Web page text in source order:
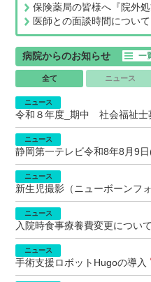
保険薬局の皆様へ『院外
医師との面談時間について
病院からのお知らせ
全て ニュース
ニュース
令和８年度_期中 社会福祉士
ニュース
ニュース
新生児撮影（ニューボーンフ
ニュース
入院時食事療養費変更について
ニュース
手術支援ロボットHugoの導入